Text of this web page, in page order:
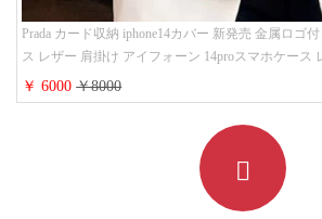
Prada カード収納 iphone14カバー 新発売 金属ロゴ付
ス レザー 肩掛け アイフォーン 14proスマホケース
￥ 6000￥8000